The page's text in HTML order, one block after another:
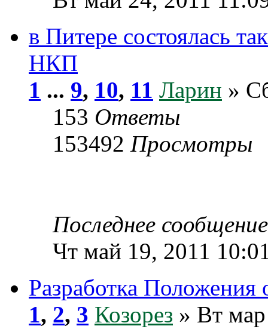
в Питере состоялась
НКП
1 ... 9, 10, 11 Ларин »
153 Ответы
153492 Просмотры
Последнее
Чт май 19, 2011
Разработка
1, 2, 3 Козорез » Вт